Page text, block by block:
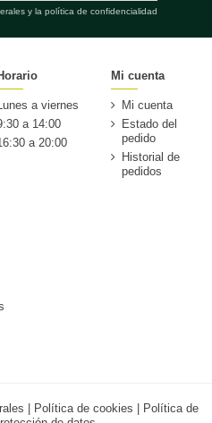
y la política de confidencialidad
a viernes
a 14:00
a 20:00
Mi cuenta
Mi cuenta
Estado del
pedido
Historial de
pedidos
Política de cookies
Política de